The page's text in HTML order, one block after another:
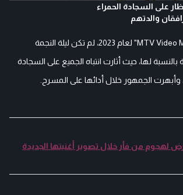
على السجادة الحمراء
والدتهم
في حفل جوائز "MTV Video Music" لعام 2023، لم تكن ليلة النجمة
لها، حيث أثارت انتباه الجميع على السجادة
وأبهرت الجمهور خلال أدائها على المسرح.
لهجوم من فأر خلال تصوير أغنيتها الجديدة